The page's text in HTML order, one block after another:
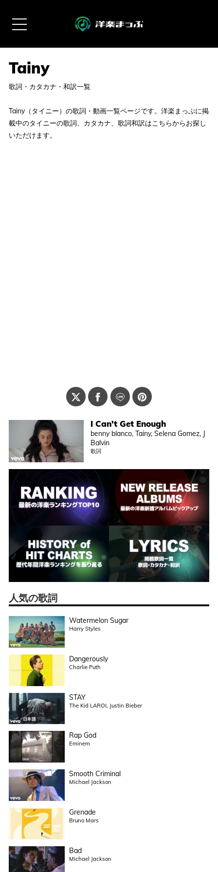
歌詞・カタカナ・和訳一覧
Tainy（タイニー）の歌詞・動画一覧ページです。洋楽まっぷに掲
載中のタイニーの歌詞、カタカナ、歌詞和訳はこちらからお探し
いただけます。
I Can't Get Enough
benny blanco, Tainy, Selena Gomez, J
Balvin
歌詞
人気の歌詞
Watermelon Sugar
Harry Styles
Dangerously
Charlie Puth
STAY
The Kid LAROI, Justin Bieber
Rap God
Eminem
Smooth Criminal
Michael Jackson
Grenade
Bruno Mars
Bad
Michael Jackson